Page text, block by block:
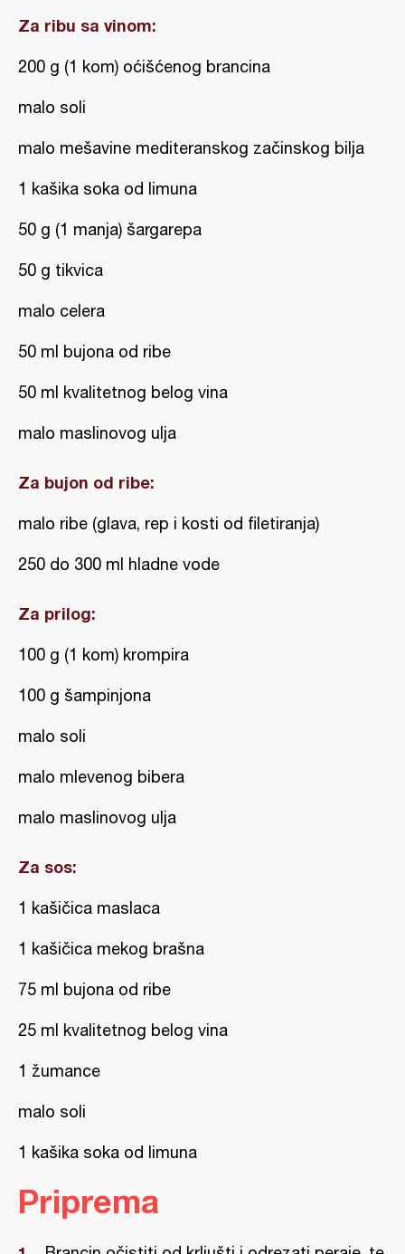
Za ribu sa vinom:
200 g (1 kom) oćišćenog brancina
malo soli
malo mešavine mediteranskog začinskog bilja
1 kašika soka od limuna
50 g (1 manja) šargarepa
50 g tikvica
malo celera
50 ml bujona od ribe
50 ml kvalitetnog belog vina
malo maslinovog ulja
Za bujon od ribe:
malo ribe (glava, rep i kosti od filetiranja)
250 do 300 ml hladne vode
Za prilog:
100 g (1 kom) krompira
100 g šampinjona
malo soli
malo mlevenog bibera
malo maslinovog ulja
Za sos:
1 kašičica maslaca
1 kašičica mekog brašna
75 ml bujona od ribe
25 ml kvalitetnog belog vina
1 žumance
malo soli
1 kašika soka od limuna
Priprema